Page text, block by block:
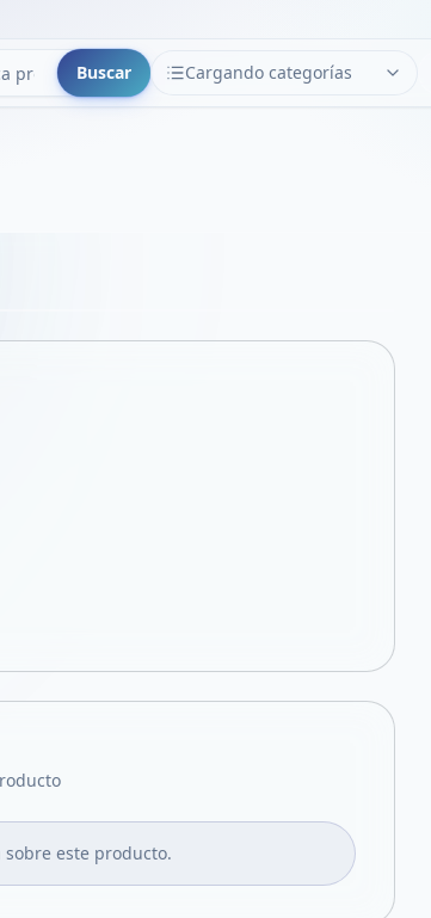
Buscar Cargando categorías
CATEGORÍAS
VER EN PANTALLA COMPLETA
este producto.